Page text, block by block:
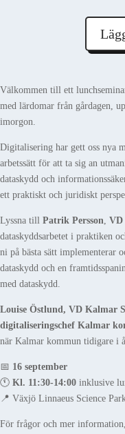
Välkommen till ett
med lärdomar från gårdagen,
imorgon.
Digitalisering har gett oss nya
arbetssätt för att ta sig an
dataskydd och
ett praktiskt och juridiskt
Lyssna till Patrik Persson, VD
dataskyddsarbetet i praktiken
ni på bästa sätt implementerar
dataskydd och en
med dataskydd.
Louise Östlund, VD Kalmar
digitaliseringschef Kalmar
när Kalmar kommun tidigare i
📅 16 september
🕚 Kl. 11:30-14:00 inklusive
📍 Växjö Linnaeus Science
För frågor och mer